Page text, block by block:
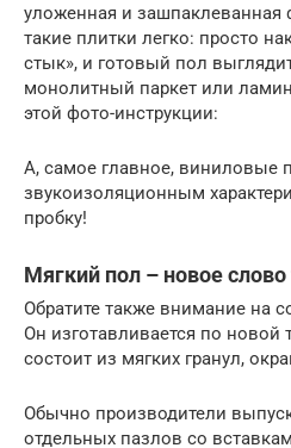
уложенная и зашпаклеванная
такие плитки легко: просто
стык», и готовый пол
монолитный паркет или
этой фото-инструкции:
А, самое главное, виниловые
звукоизоляционным
пробку!
Мягкий пол – новое слово
Обратите также внимание на
Он изготавливается по новой
состоит из мягких гранул,
Обычно производители
отдельных пазлов со